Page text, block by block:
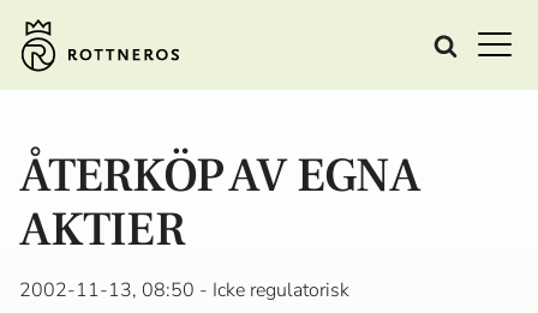
ÅTERKÖP AV EGNA
AKTIER
2002-11-13, 08:50 - Icke regulatorisk